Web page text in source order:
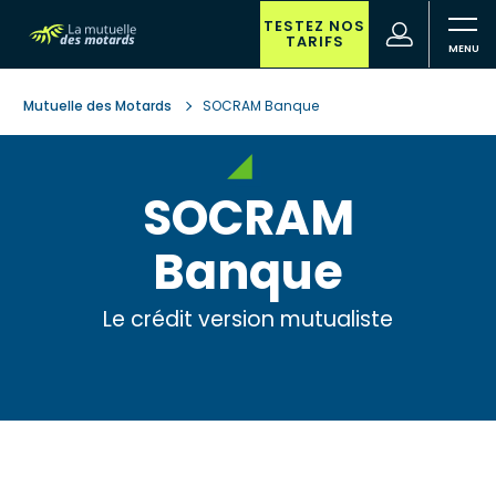
contenu
principal recherche
TESTEZ NOS
TARIFS
(nouvelle
fenêtre)
Mutuelle des Motards SOCRAM Banque
SOCRAM
Banque
Le crédit version mutualiste